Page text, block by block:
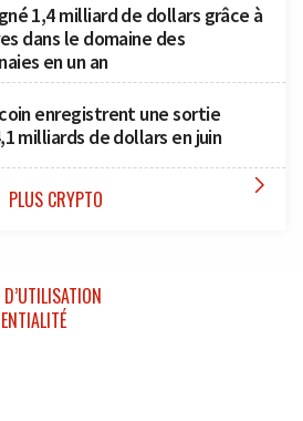
1,4 milliard de dollars grâce à
dans le domaine des
en un an
enregistrent une sortie
milliards de dollars en juin
PLUS CRYPTO 